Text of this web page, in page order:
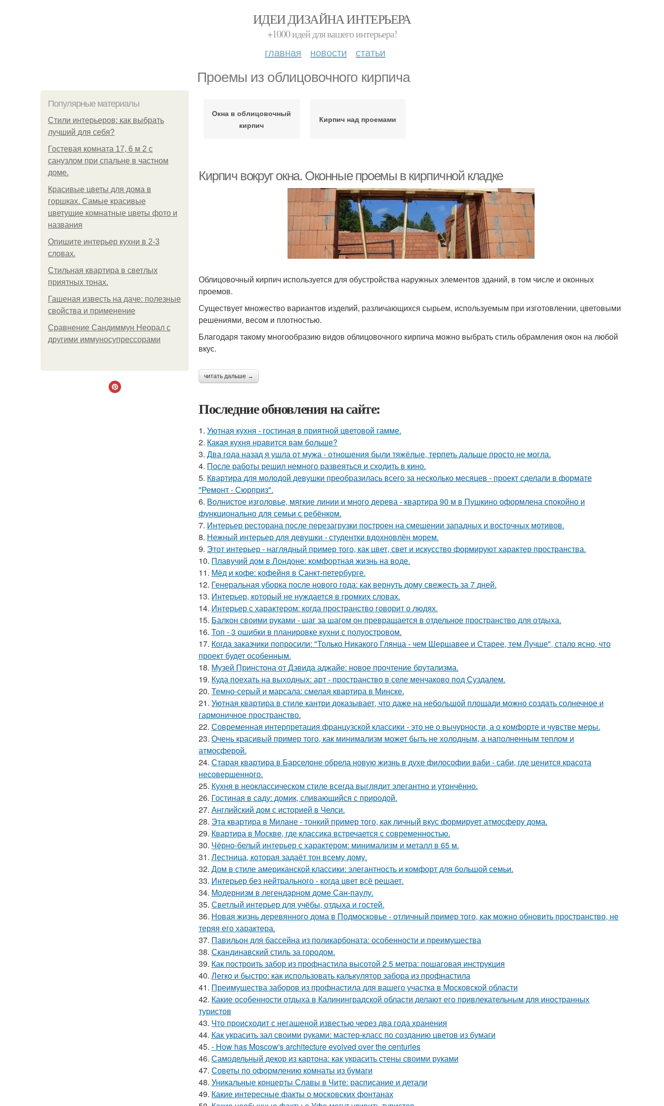
ИДЕИ ДИЗАЙНА ИНТЕРЬЕРА
+1000 идей для вашего интерьера!
главная новости статьи
Проемы из облицовочного кирпича
Популярные материалы
Стили интерьеров: как выбрать
лучший для себя?
Гостевая комната 17, 6 м 2 с
санузлом при спальне в частном
доме.
Красивые цветы для дома в
горшках. Самые красивые
цветущие комнатные цветы фото и
названия
Опишите интерьер кухни в 2-3
словах.
Стильная квартира в светлых
приятных тонах.
Гашеная известь на даче: полезные
свойства и применение
Сравнение Сандиммун Неорал с
другими иммуносупрессорами
Окна в облицовочный
кирпич
Кирпич над проемами
Кирпич вокруг окна. Оконные проемы в кирпичной кладке
Облицовочный кирпич используется для обустройства наружных элементов зданий, в том числе и оконных
проемов.
Существует множество вариантов изделий, различающихся сырьем, используемым при изготовлении, цветовыми
решениями, весом и плотностью.
Благодаря такому многообразию видов облицовочного кирпича можно выбрать стиль обрамления окон на любой
вкус.
читать дальше →
Последние обновления на сайте:
1. Уютная кухня - гостиная в приятной цветовой гамме.
2. Какая кухня нравится вам больше?
3. Два года назад я ушла от мужа - отношения были тяжёлые, терпеть дальше просто не могла.
4. После работы решил немного развеяться и сходить в кино.
5. Квартира для молодой девушки преобразилась всего за несколько месяцев - проект сделали в формате
"Ремонт - Сюрприз".
6. Волнистое изголовье, мягкие линии и много дерева - квартира 90 м в Пушкино оформлена спокойно и
функционально для семьи с ребёнком.
7. Интерьер ресторана после перезагрузки построен на смешении западных и восточных мотивов.
8. Нежный интерьер для девушки - студентки вдохновлён морем.
9. Этот интерьер - наглядный пример того, как цвет, свет и искусство формируют характер пространства.
10. Плавучий дом в Лондоне: комфортная жизнь на воде.
11. Мёд и кофе: кофейня в Санкт-петербурге.
12. Генеральная уборка после нового года: как вернуть дому свежесть за 7 дней.
13. Интерьер, который не нуждается в громких словах.
14. Интерьер с характером: когда пространство говорит о людях.
15. Балкон своими руками - шаг за шагом он превращается в отдельное пространство для отдыха.
16. Топ - 3 ошибки в планировке кухни с полуостровом.
17. Когда заказчики попросили: "Только Никакого Глянца - чем Шершавее и Старее, тем Лучше", стало ясно, что
проект будет особенным.
18. Музей Принстона от Дэвида аджайе: новое прочтение брутализма.
19. Куда поехать на выходных: арт - пространство в селе менчаково под Суздалем.
20. Темно-серый и марсала: смелая квартира в Минске.
21. Уютная квартира в стиле кантри доказывает, что даже на небольшой площади можно создать солнечное и
гармоничное пространство.
22. Современная интерпретация французской классики - это не о вычурности, а о комфорте и чувстве меры.
23. Очень красивый пример того, как минимализм может быть не холодным, а наполненным теплом и
атмосферой.
24. Старая квартира в Барселоне обрела новую жизнь в духе философии ваби - саби, где ценится красота
несовершенного.
25. Кухня в неоклассическом стиле всегда выглядит элегантно и утончённо.
26. Гостиная в саду: домик, сливающийся с природой.
27. Английский дом с историей в Челси.
28. Эта квартира в Милане - тонкий пример того, как личный вкус формирует атмосферу дома.
29. Квартира в Москве, где классика встречается с современностью.
30. Чёрно-белый интерьер с характером: минимализм и металл в 65 м.
31. Лестница, которая задаёт тон всему дому.
32. Дом в стиле американской классики: элегантность и комфорт для большой семьи.
33. Интерьер без нейтрального - когда цвет всё решает.
34. Модернизм в легендарном доме Сан-паулу.
35. Светлый интерьер для учёбы, отдыха и гостей.
36. Новая жизнь деревянного дома в Подмосковье - отличный пример того, как можно обновить пространство, не
теряя его характера.
37. Павильон для бассейна из поликарбоната: особенности и преимущества
38. Скандинавский стиль за городом.
39. Как построить забор из профнастила высотой 2.5 метра: пошаговая инструкция
40. Легко и быстро: как использовать калькулятор забора из профнастила
41. Преимущества заборов из профнастила для вашего участка в Московской области
42. Какие особенности отдыха в Калининградской области делают его привлекательным для иностранных
туристов
43. Что происходит с негашеной известью через два года хранения
44. Как украсить зал своими руками: мастер-класс по созданию цветов из бумаги
45. - How has Moscow's architecture evolved over the centuries
46. Самодельный декор из картона: как украсить стены своими руками
47. Советы по оформлению комнаты из бумаги
48. Уникальные концерты Славы в Чите: расписание и детали
49. Какие интересные факты о московских фонтанах